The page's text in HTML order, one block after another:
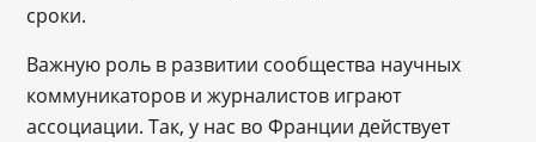
сроки.
Важную роль в развитии сообщества научных
коммуникаторов и журналистов играют
ассоциации. Так, у нас во Франции действует